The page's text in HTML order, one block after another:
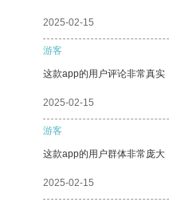
2025-02-15
游客
这款app的用户评论非常真实
2025-02-15
游客
这款app的用户群体非常庞大
2025-02-15